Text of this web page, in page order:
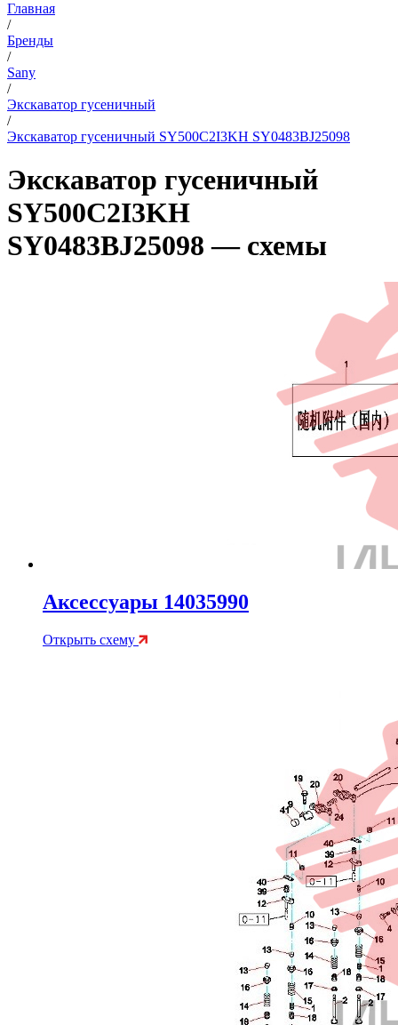
Главная
/
Бренды
/
Sany
/
Экскаватор гусеничный
/
Экскаватор гусеничный SY500C2I3KH SY0483BJ25098
Экскаватор гусеничный
SY500C2I3KH
SY0483BJ25098 — схемы
Аксессуары 14035990
Открыть схему